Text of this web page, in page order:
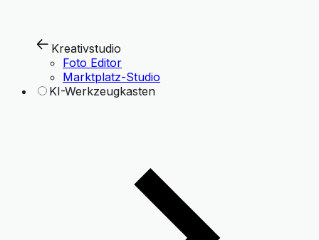
Kreativstudio
Foto Editor
Marktplatz-Studio
KI-Werkzeugkasten